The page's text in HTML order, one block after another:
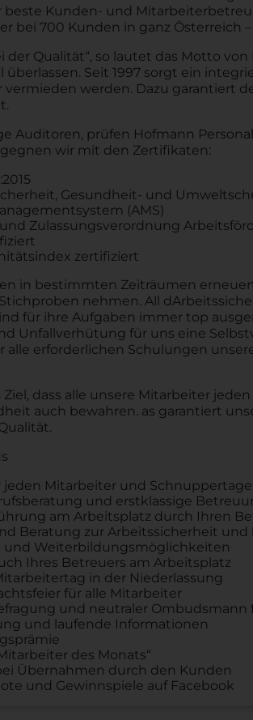
beste Kunden- und
bei 700 Kunden in ganz Österreich
der Qualität“, so lautet das Motto
Seit 1997 sorgt ein
werden. Dazu garantiert
Auditoren, prüfen Hofmann
wir mit den Zertifikaten:
Gesundheit- und
(AMS)
Zulassungsverordnung
zertifiziert
in bestimmten Zeiträumen
nehmen. All
für ihre Aufgaben immer top
Unfallverhütung für uns eine
alle erforderlichen Schulungen
Ziel, dass alle unsere Mitarbeiter
auch bewahren. as garantiert
jeden Mitarbeiter und Schnuppertage
und erstklassige
am Arbeitsplatz durch Ihren
Beratung zur Arbeitssicherheit
und Weiterbildungsmöglichkeiten
Ihres Betreuers am Arbeitsplatz
in der Niederlassung
für alle Mitarbeiter
und neutraler Ombudsmann
und laufende Informationen
des Monats“
Übernahmen durch den Kunden
und Gewinnspiele auf Facebook